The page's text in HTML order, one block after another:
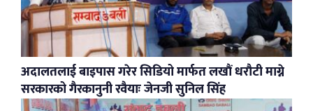
अदालतलाई बाइपास गरेर सिडियो मार्फत लखौं धरौटी माग्ने
सरकारको गैरकानुनी रवैयाः जेनजी सुनिल सिंह